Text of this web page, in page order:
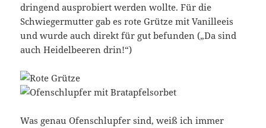
dringend ausprobiert werden wollte. Für die
Schwiegermutter gab es rote Grütze mit Vanilleeis
und wurde auch direkt für gut befunden („Da sind
auch Heidelbeeren drin!“)
Was genau Ofenschlupfer sind, weiß ich immer